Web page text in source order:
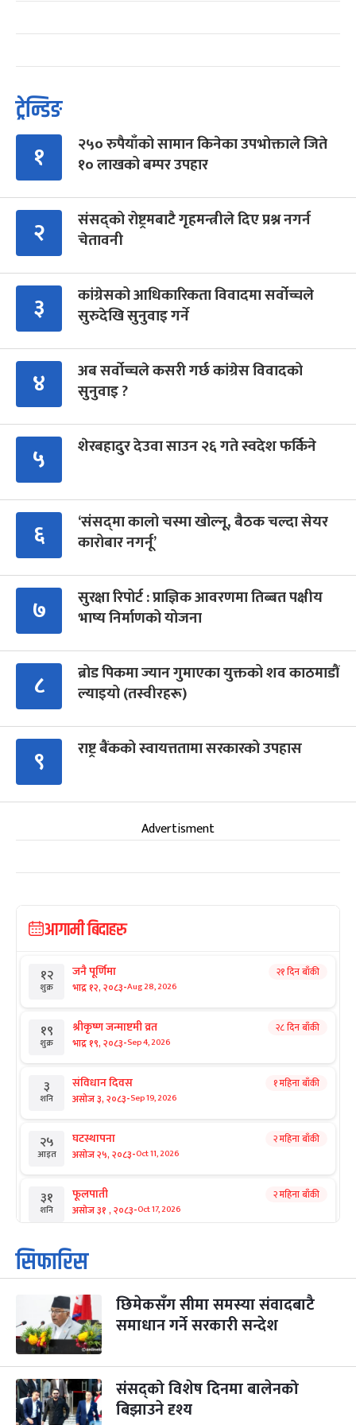
ट्रेन्डिङ
१
२५० रुपैयाँको सामान किनेका उपभोक्ताले जिते
१० लाखको बम्पर उपहार
२
संसद्को रोष्ट्रमबाटै गृहमन्त्रीले दिए प्रश्न नगर्न
चेतावनी
३
कांग्रेसको आधिकारिकता विवादमा सर्वोच्चले
सुरुदेखि सुनुवाइ गर्ने
४
अब सर्वोच्चले कसरी गर्छ कांग्रेस विवादको
सुनुवाइ ?
५ शेरबहादुर देउवा साउन २६ गते स्वदेश फर्किने
६
‘संसद्‍मा कालो चस्मा खोल्नू, बैठक चल्दा सेयर
कारोबार नगर्नू’
७
सुरक्षा रिपोर्ट : प्राज्ञिक आवरणमा तिब्बत पक्षीय
भाष्य निर्माणको योजना
८
ब्रोड पिकमा ज्यान गुमाएका युक्तको शव काठमाडौं
ल्याइयो (तस्वीरहरू)
९ राष्ट्र बैंकको स्वायत्ततामा सरकारको उपहास
Advertisment
आगामी बिदाहरु
१२
शुक्र
जनै पूर्णिमा
भाद्र १२, २०८३-Aug 28, 2026
२१ दिन बाँकी
१९
शुक्र
श्रीकृष्ण जन्माष्टमी व्रत
भाद्र १९, २०८३-Sep 4, 2026
२८ दिन बाँकी
३
शनि
संविधान दिवस
असोज ३, २०८३-Sep 19, 2026
१ महिना बाँकी
२५
आइत
घटस्थापना
असोज २५, २०८३-Oct 11, 2026
२ महिना बाँकी
३१
शनि
फूलपाती
असोज ३१ , २०८३-Oct 17, 2026
२ महिना बाँकी
१
आइत
कार्तिक सङ्क्रान्ति
कार्तिक १, २०८३
३
मंगल
महानवमी
कार्तिक ३, २०८३-Oct 20, 2026
२ महिना बाँकी
४
बुध कार्तिक ४, २०८३ Oct 21, 2026
५ पापा‌ङ्कुशा एकादशी व्रत
सिफारिस
छिमेकसँग सीमा समस्या संवादबाटै
समाधान गर्ने सरकारी सन्देश
संसद्को विशेष दिनमा बालेनको
बिझाउने दृश्य